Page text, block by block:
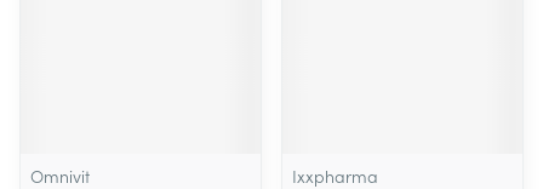
Omnivit
Ixxpharma